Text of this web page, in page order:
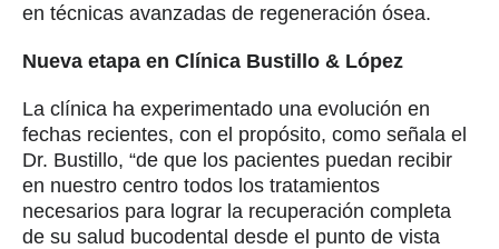
en técnicas avanzadas de regeneración ósea.
Nueva etapa en Clínica Bustillo & López
La clínica ha experimentado una evolución en
fechas recientes, con el propósito, como señala el
Dr. Bustillo, “de que los pacientes puedan recibir
en nuestro centro todos los tratamientos
necesarios para lograr la recuperación completa
de su salud bucodental desde el punto de vista